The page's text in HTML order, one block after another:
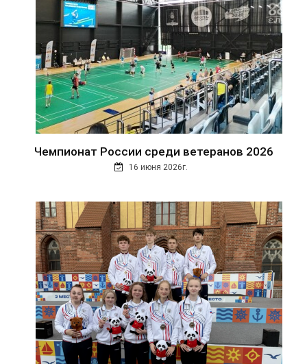
Чемпионат России среди ветеранов 2026
16 июня 2026г.